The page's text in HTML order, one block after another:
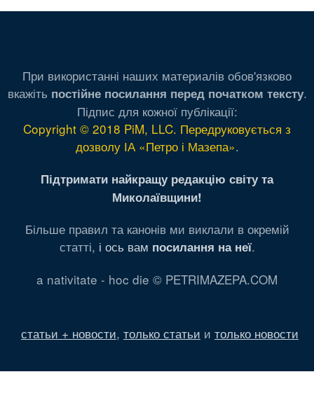
При використанні наших материалів обов'язково
вкажіть постійне посилання перед початком тексту.
Підпис для кожної публікації:
Copyright © 2018 PiM, LLC. Передруковується з
дозволу ІА «Петро і Мазепа».
Підтримати найкращу редакцію світу та
Миколаївщини!
Більше правил та канонів ми виклали в окремій
статті, і ось вам посилання на неї.
a nativitate - hoc die © PETRIMAZEPA.COM
статьи + новости, только статьи и только новости